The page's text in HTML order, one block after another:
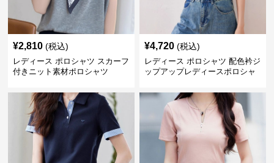
¥2,810 (税込)
レディース ポロシャツ スカーフ
付きニット素材ポロシャツ
¥4,720 (税込)
レディース ポロシャツ 配色衿ジ
ップアップレディースポロシャ